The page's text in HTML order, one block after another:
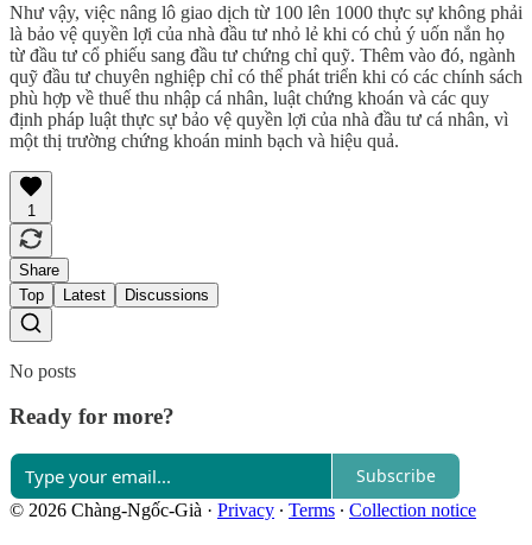
Như vậy, việc nâng lô giao dịch từ 100 lên 1000 thực sự không phải
là bảo vệ quyền lợi của nhà đầu tư nhỏ lẻ khi có chủ ý uốn nắn họ
từ đầu tư cổ phiếu sang đầu tư chứng chỉ quỹ. Thêm vào đó, ngành
quỹ đầu tư chuyên nghiệp chỉ có thể phát triển khi có các chính sách
phù hợp về thuế thu nhập cá nhân, luật chứng khoán và các quy
định pháp luật thực sự bảo vệ quyền lợi của nhà đầu tư cá nhân, vì
một thị trường chứng khoán minh bạch và hiệu quả.
1
Share
Top
Latest Discussions
No posts
Ready for more?
Subscribe
© 2026 Chàng-Ngốc-Già · Privacy ∙ Terms ∙ Collection notice